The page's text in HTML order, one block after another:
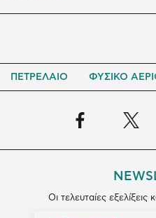
ΠΕΤΡΕΛΑΙΟ ΦΥΣΙΚΟ
Οι τελευταίες